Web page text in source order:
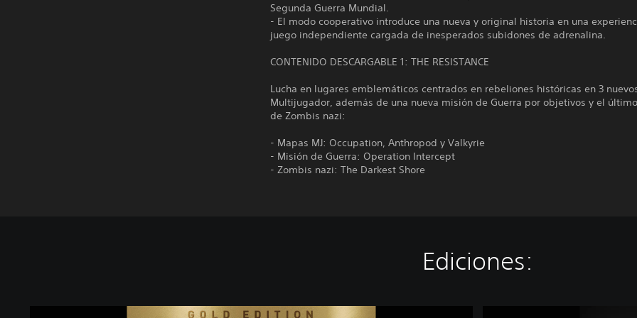
Segunda Guerra Mundial.
- El modo cooperativo introduce una nueva y original historia en una
juego independiente cargada de inesperados subidones de adrenalina.
CONTENIDO DESCARGABLE 1: THE RESISTANCE
Lucha en lugares emblemáticos centrados en rebeliones históricas en 3
Multijugador, además de una nueva misión de Guerra por objetivos y el
de Zombis nazi:
- Mapas MJ: Occupation, Anthropod y Valkyrie
- Misión de Guerra: Operation Intercept
- Zombis nazi: The Darkest Shore
Ediciones: